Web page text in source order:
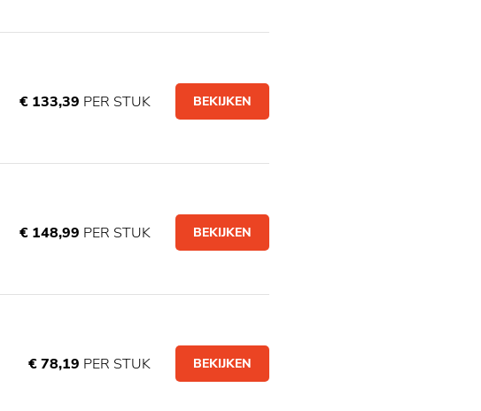
€ 133,39 PER STUK BEKIJKEN
€ 148,99 PER STUK BEKIJKEN
€ 78,19 PER STUK BEKIJKEN